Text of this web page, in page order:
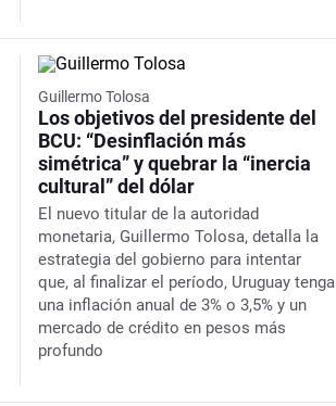
Guillermo Tolosa
Los objetivos del presidente del
BCU: “Desinflación más
simétrica” y quebrar la “inercia
cultural” del dólar
El nuevo titular de la autoridad
monetaria, Guillermo Tolosa, detalla la
estrategia del gobierno para intentar
que, al finalizar el período, Uruguay tenga
una inflación anual de 3% o 3,5% y un
mercado de crédito en pesos más
profundo